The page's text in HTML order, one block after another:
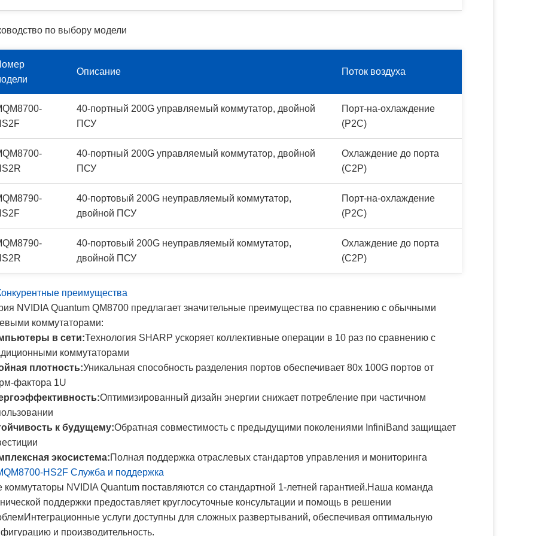
по выбору модели
Описание Поток воздуха
40-портный 200G управляемый коммутатор, двойной
ПСУ
Порт-на-охлаждение
(P2C)
40-портный 200G управляемый коммутатор, двойной
ПСУ
Охлаждение до порта
(C2P)
40-портовый 200G неуправляемый коммутатор,
двойной ПСУ
Порт-на-охлаждение
(P2C)
40-портовый 200G неуправляемый коммутатор,
двойной ПСУ
Охлаждение до порта
(C2P)
преимущества
NVIDIA Quantum QM8700 предлагает значительные преимущества по сравнению с обычными
коммутаторами:
в сети:Технология SHARP ускоряет коллективные операции в 10 раз по сравнению с
коммутаторами
плотность:Уникальная способность разделения портов обеспечивает 80x 100G портов от
фактора 1U
Оптимизированный дизайн энергии снижает потребление при частичном
к будущему:Обратная совместимость с предыдущими поколениями InfiniBand защищает
экосистема:Полная поддержка отраслевых стандартов управления и мониторинга
HS2F Служба и поддержка
коммутаторы NVIDIA Quantum поставляются со стандартной 1-летней гарантией.Наша команда
поддержки предоставляет круглосуточные консультации и помощь в решении
услуги доступны для сложных развертываний, обеспечивая оптимальную
и производительность.